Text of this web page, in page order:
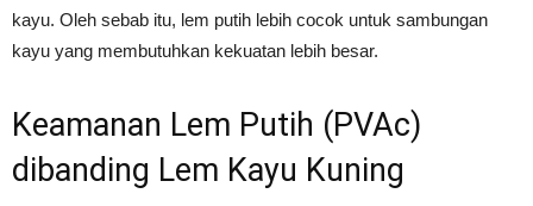
kayu. Oleh sebab itu, lem putih lebih cocok untuk sambungan
kayu yang membutuhkan kekuatan lebih besar.
Keamanan Lem Putih (PVAc)
dibanding Lem Kayu Kuning